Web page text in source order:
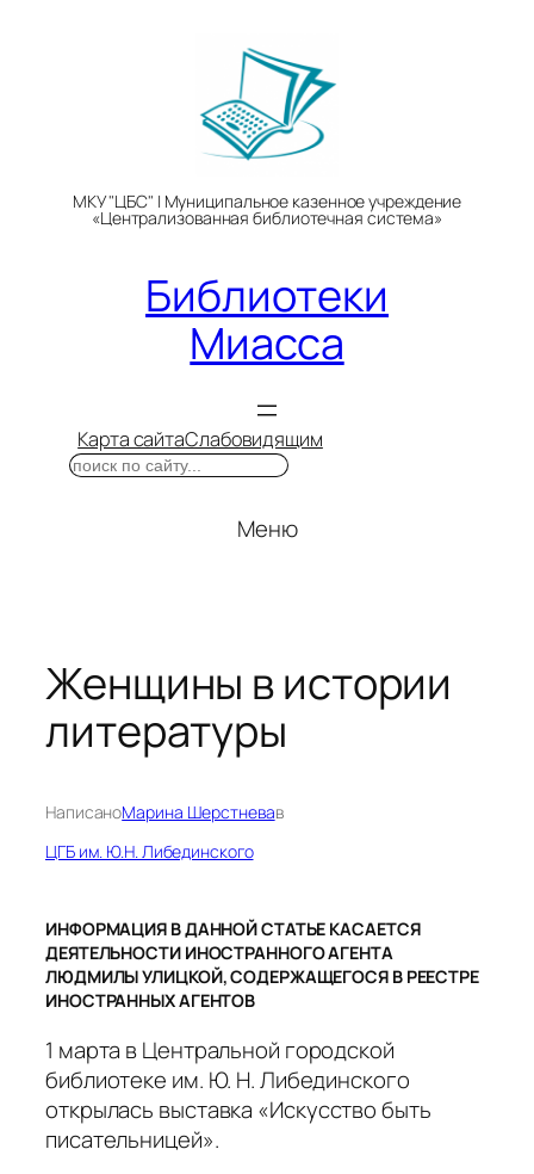
МКУ "ЦБС" | Муниципальное казенное учреждение
«Централизованная библиотечная система»
Библиотеки
Миасса
Карта сайтаСлабовидящим
Поиск
Меню
Женщины в истории
литературы
НаписаноМарина Шерстневав
ЦГБ им. Ю.Н. Либединского
ИНФОРМАЦИЯ В ДАННОЙ СТАТЬЕ КАСАЕТСЯ
ДЕЯТЕЛЬНОСТИ ИНОСТРАННОГО АГЕНТА
ЛЮДМИЛЫ УЛИЦКОЙ, СОДЕРЖАЩЕГОСЯ В РЕЕСТРЕ
ИНОСТРАННЫХ АГЕНТОВ
1 марта в Центральной городской
библиотеке им. Ю. Н. Либединского
открылась выставка «Искусство быть
писательницей».